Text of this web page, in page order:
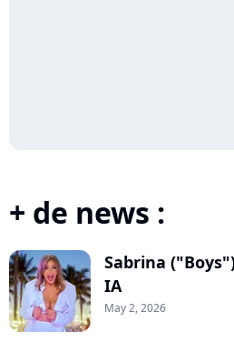
+ de news :
Sabrina
IA
May 2, 2026